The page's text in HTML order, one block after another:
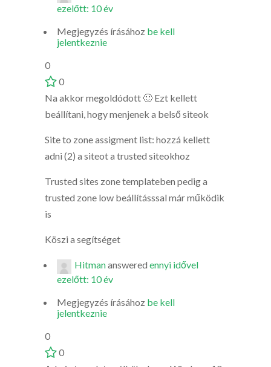
ezelőtt: 10 év
Megjegyzés írásához be kell
jelentkeznie
0
0
Na akkor megoldódott 🙂 Ezt kellett
beállítani, hogy menjenek a belső siteok
Site to zone assigment list: hozzá kellett
adni (2) a siteot a trusted siteokhoz
Trusted sites zone templateben pedig a
trusted zone low beállításssal már működik
is
Köszi a segítséget
Hitmananswered ennyi idővel
ezelőtt: 10 év
Megjegyzés írásához be kell
jelentkeznie
0
0